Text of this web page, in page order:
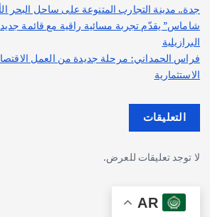
جدة.. مدينة التجارب المتنوعة على ساحل البحر
شاماس” يقدّم تجربة مسائية راقية مع قائمة
البرازيلية
فراس الحمداني: مرحلة جديدة من العمل
الاستثمارية
التعليقات
لا توجد تعليقات للعرض.
AR